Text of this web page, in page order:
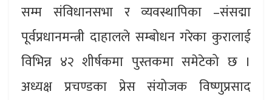
सम्म संविधानसभा र व्यवस्थापिका –संसद्मा
पूर्वप्रधानमन्त्री दाहालले सम्बोधन गरेका कुरालाई
विभिन्न ४२ शीर्षकमा पुस्तकमा समेटेको छ ।
अध्यक्ष प्रचण्डका प्रेस संयोजक विष्णुप्रसाद